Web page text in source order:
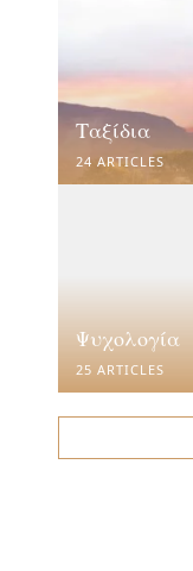
Ταξίδια
24 ARTICLES
Ψυχολογία
25 ARTICLES